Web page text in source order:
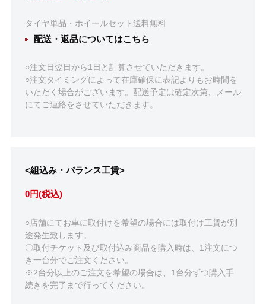
タイヤ単品・ホイールセット送料無料
配送・返品についてはこちら
○注文日翌日から1日と計算させていただきます。
○注文タイミングによって在庫確保に表記よりもお時間を
いただく場合がございます。配送予定は確定次第、メール
にてご連絡をさせていただきます。
<組込み・バランス工賃>
0円(税込)
○店舗にてお車に取付けを希望の場合には取付け工賃が別
途発生致します。
〇取付チケット及び取付込み商品を購入時は、1注文につ
き一台分でご注文ください。
※2台分以上のご注文を希望の場合は、1台分ずつ購入手
続きを完了まで行ってください。